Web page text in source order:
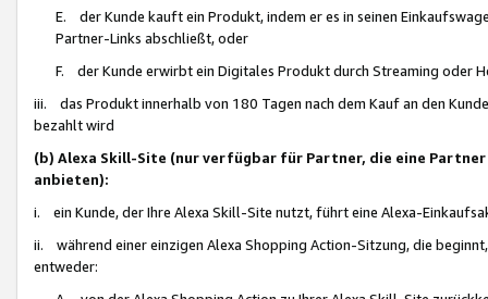
E. der Kunde kauft ein Produkt, indem er es in seinen
Partner-Links abschließt, oder
F. der Kunde erwirbt ein Digitales Produkt durch Streaming oder
iii. das Produkt innerhalb von 180 Tagen nach dem Kauf an den
bezahlt wird
(b) Alexa Skill-Site (nur verfügbar für Partner, die eine
anbieten):
i. ein Kunde, der Ihre Alexa Skill-Site nutzt, führt eine Alexa-
ii. während einer einzigen Alexa Shopping Action-Sitzung, die
entweder: